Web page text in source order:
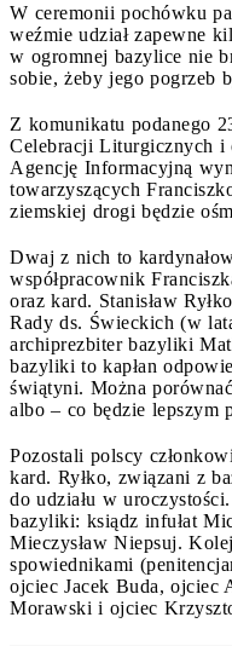
W ceremonii pochówku
weźmie udział zapewne
w ogromnej bazylice nie
sobie, żeby jego pogrzeb
Z komunikatu podanego
Celebracji Liturgicznych i
Agencję Informacyjną
towarzyszących
ziemskiej drogi będzie
Dwaj z nich to
współpracownik
oraz kard. Stanisław
Rady ds. Świeckich (w
archiprezbiter bazyliki
bazyliki to kapłan
świątyni. Można
albo – co będzie lepszym
Pozostali polscy
kard. Ryłko, związani z
do udziału w
bazyliki: ksiądz infułat
Mieczysław Niepsuj.
spowiednikami
ojciec Jacek Buda, ojciec
Morawski i ojciec